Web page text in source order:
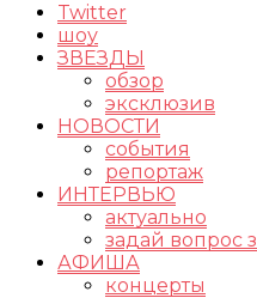
Twitter
шоу
ЗВЕЗДЫ
обзор
эксклюзив
НОВОСТИ
события
репортаж
ИНТЕРВЬЮ
актуально
задай вопрос
АФИША
концерты